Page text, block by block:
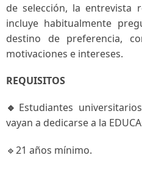
de selección, la entrevista
incluye habitualmente
destino de preferencia,
motivaciones e intereses.
REQUISITOS
🔹 Estudiantes
vayan a dedicarse a la
🔹21 años mínimo.